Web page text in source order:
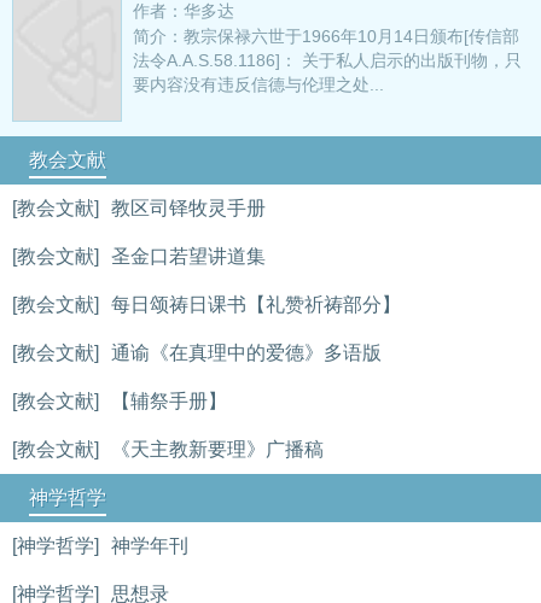
作者：华多达
简介：教宗保禄六世于1966年10月14日颁布[传信部
法令A.A.S.58.1186]： 关于私人启示的出版刊物，只
要内容没有违反信德与伦理之处...
教会文献
[教会文献] 教区司铎牧灵手册
[教会文献] 圣金口若望讲道集
[教会文献] 每日颂祷日课书【礼赞祈祷部分】
[教会文献] 通谕《在真理中的爱德》多语版
[教会文献] 【辅祭手册】
[教会文献] 《天主教新要理》广播稿
神学哲学
[神学哲学] 神学年刊
[神学哲学] 思想录